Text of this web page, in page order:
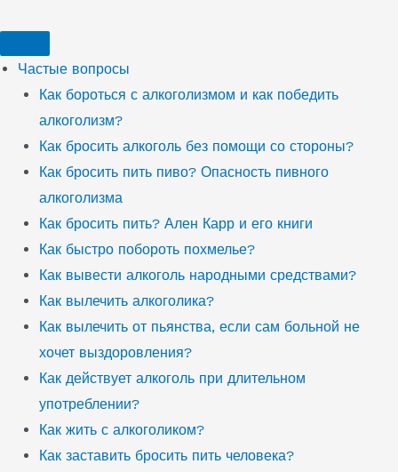
к
содержимому
Частые вопросы
Как бороться с алкоголизмом и как победить
алкоголизм?
Как бросить алкоголь без помощи со стороны?
Как бросить пить пиво? Опасность пивного
алкоголизма
Как бросить пить? Ален Карр и его книги
Как быстро побороть похмелье?
Как вывести алкоголь народными средствами?
Как вылечить алкоголика?
Как вылечить от пьянства, если сам больной не
хочет выздоровления?
Как действует алкоголь при длительном
употреблении?
Как жить с алкоголиком?
Как заставить бросить пить человека?